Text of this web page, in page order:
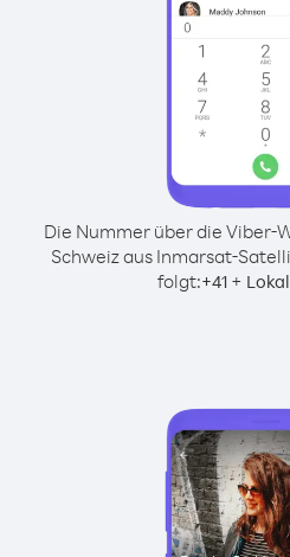
Die Nummer über die Viber-
Schweiz aus Inmarsat-
folgt:+41 +